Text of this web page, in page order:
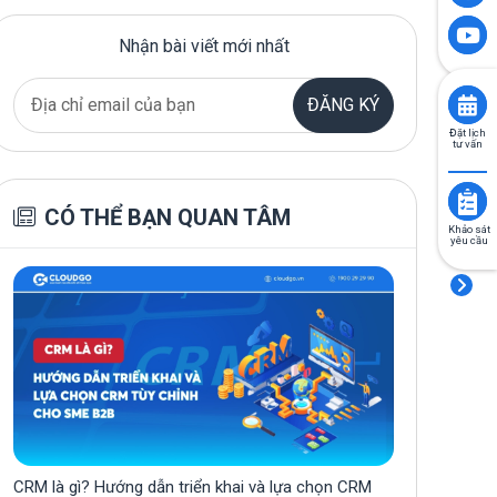
Nhận bài viết mới nhất
ĐĂNG KÝ
CÓ THỂ BẠN QUAN TÂM
CRM là gì? Hướng dẫn triển khai và lựa chọn CRM
Đặt lịch
tư vấn
Khảo sát
yêu cầu